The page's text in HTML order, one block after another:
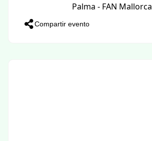
Palma - FAN Mallorca
Compartir evento